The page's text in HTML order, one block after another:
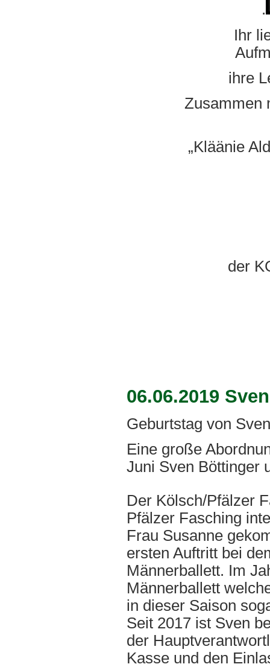
.
Ihr
ihre
Zusammen mit
„Kläänie Aldie“
der
06.06.2019
Geburtstag von
Eine große
Juni Sven Böttinger
Der Kölsch/Pfälzer
Pfälzer Fasching
Frau Susanne
ersten Auftritt bei
Männerballett. Im
Männerballett
in dieser Saison
Seit 2017 ist Sven
der
Kasse und den